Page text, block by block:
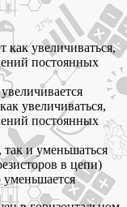
как увеличиваться,
постоянных
увеличиваться,
постоянных
так и уменьшаться
в цепи)
уменьшается